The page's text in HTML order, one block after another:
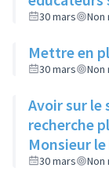
30 mars Non
Mettre en
30 mars Non
Avoir sur le
recherche
Monsieur
30 mars Non